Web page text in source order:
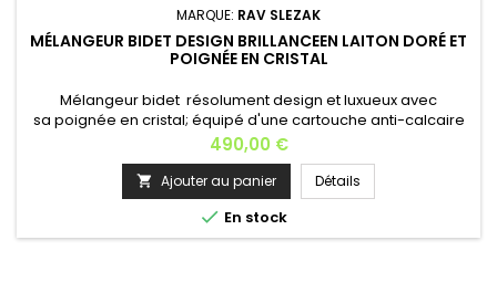
MARQUE: RAV SLEZAK
MÉLANGEUR BIDET DESIGN BRILLANCEEN LAITON DORÉ ET
POIGNÉE EN CRISTAL
Mélangeur bidet résolument design et luxueux avec
sa poignée en cristal; équipé d'une cartouche anti-calcaire
à disque céramique. Le pop- up en métal est fourni. .5: pas
150 mm Largeur: 18 cm Profondeur: 16 cm Hauteur: 20
cm Matière: laiton Finition: doré Cartouche: MD0093DPoids: 3
kgGarantie: 6 ans Finitions disponibles: laiton chromé, laiton
bronze et...
Prix
490,00 €
 Ajouter au panier Détails
 En stock